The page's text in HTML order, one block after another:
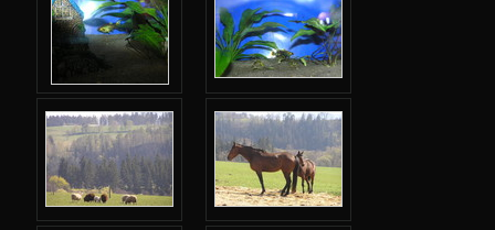
Podzimní 2022
Jarní 2022
Podzimní 2021
Jarní 2021
Podzimní 2020
Jarní 2020